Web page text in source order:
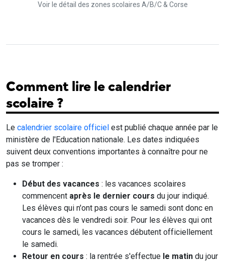
Voir le détail des zones scolaires A/B/C & Corse
Comment lire le calendrier
scolaire ?
Le calendrier scolaire officiel est publié chaque année par le
ministère de l'Education nationale. Les dates indiquées
suivent deux conventions importantes à connaître pour ne
pas se tromper :
Début des vacances : les vacances scolaires
commencent après le dernier cours du jour indiqué.
Les élèves qui n'ont pas cours le samedi sont donc en
vacances dès le vendredi soir. Pour les élèves qui ont
cours le samedi, les vacances débutent officiellement
le samedi.
Retour en cours : la rentrée s'effectue le matin du jour